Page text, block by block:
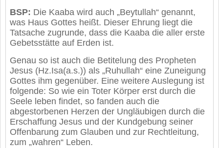
BSP: Die Kaaba wird auch „Beytullah“ genannt,
was Haus Gottes heißt. Dieser Ehrung liegt die
Tatsache zugrunde, dass die Kaaba die aller erste
Gebetsstätte auf Erden ist.
Genau so ist auch die Betitelung des Propheten
Jesus (Hz.Isa(a.s.)) als „Ruhullah“ eine Zuneigung
Gottes ihm gegenüber. Eine weitere Auslegung ist
folgende: So wie ein Toter Körper erst durch die
Seele leben findet, so fanden auch die
abgestorbenen Herzen der Ungläubigen durch die
Erschaffung Jesus und der Kundgebung seiner
Offenbarung zum Glauben und zur Rechtleitung,
zum „wahren“ Leben.